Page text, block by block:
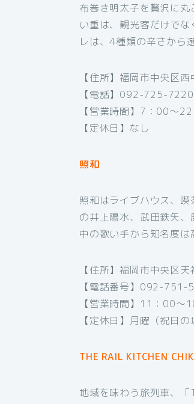
布巻き明太子を贅沢に
い重は、観光客だけで
レは、4種類の辛さから
【住所】福岡市中央区
【電話】092-725-7220
【営業時間】7：00～
【定休日】なし
照和
照和はライブハウス、
の井上陽水、武田鉄矢
中の歌い手から知名度は
【住所】福岡市中央区
【電話番号】092-751-
【営業時間】11：00～
【定休日】月曜（祝日の
THE RAIL KITCHEN
地域を味わう旅列車、「